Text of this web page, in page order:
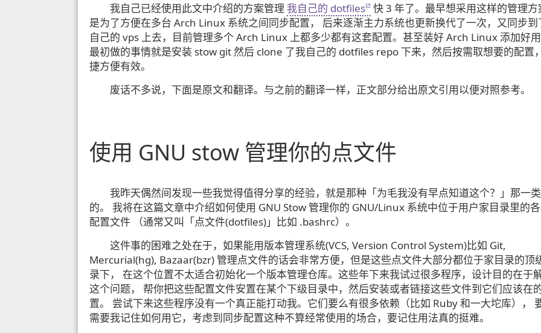
我自己已经使用此文中介绍的方案管理 我自己的 dotfiles 快 3 年了。最早想采用这样的管理方
是为了方便在多台 Arch Linux 系统之间同步配置， 后来逐渐主力系统也更新换代了一次，又同步到
自己的 vps 上去，目前管理多个 Arch Linux 上都多少都有这套配置。甚至装好 Arch Linux 添加好
最初做的事情就是安装 stow git 然后 clone 了我自己的 dotfiles repo 下来，然后按需取想要的配置
捷方便有效。
废话不多说，下面是原文和翻译。与之前的翻译一样，正文部分给出原文引用以便对照参考。
使用 GNU stow 管理你的点文件
我昨天偶然间发现一些我觉得值得分享的经验，就是那种「为毛我没有早点知道这个？」那一类
的。 我将在这篇文章中介绍如何使用 GNU Stow 管理你的 GNU/Linux 系统中位于用户家目录里的
配置文件 （通常又叫「点文件(dotfiles)」比如 .bashrc）。
这件事的困难之处在于，如果能用版本管理系统(VCS, Version Control System)比如 Git,
Mercurial(hg), Bazaar(bzr) 管理点文件的话会非常方便，但是这些点文件大部分都位于家目录的顶
录下， 在这个位置不太适合初始化一个版本管理仓库。这些年下来我试过很多程序，设计目的在于
这个问题， 帮你把这些配置文件安置在某个下级目录中，然后安装或者链接这些文件到它们应该在
置。 尝试下来这些程序没有一个真正能打动我。它们要么有很多依赖（比如 Ruby 和一大坨库），
需要我记住如何用它，考虑到同步配置这种不算经常使用的场合，要记住用法真的挺难。